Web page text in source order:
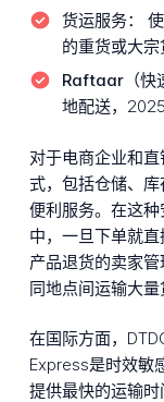
货运服务：
的重货或大
Raftaar（快
地配送，
对于电商企业和
式，包括仓储、
便利服务。在这
中，一旦下单就
产品退货的卖家
同地点间运输大量
在国际方面，
Express是时效敏
提供最快的运输